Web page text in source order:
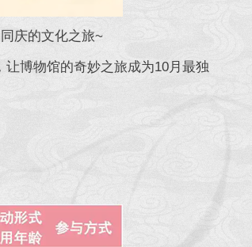
庆的文化之旅~
博物馆的奇妙之旅成为10月最独